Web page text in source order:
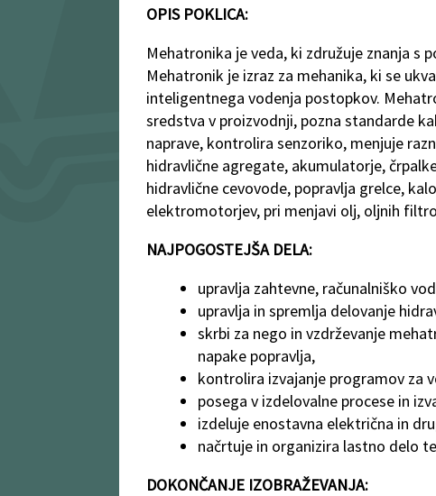
OPIS POKLICA:
Mehatronika je veda, ki združuje znanja
Mehatronik je izraz za mehanika, ki se
inteligentnega vodenja postopkov.
sredstva v proizvodnji, pozna standarde
naprave, kontrolira senzoriko, menjuje
hidravlične agregate, akumulatorje,
hidravlične cevovode, popravlja grelce,
elektromotorjev, pri menjavi olj, oljnih
NAJPOGOSTEJŠA DELA:
upravlja zahtevne, računalniško
upravlja in spremlja delovanje
skrbi za nego in vzdrževanje
napake popravlja,
kontrolira izvajanje programov za
posega v izdelovalne procese in
izdeluje enostavna električna in
načrtuje in organizira lastno delo
DOKONČANJE IZOBRAŽEVANJA: